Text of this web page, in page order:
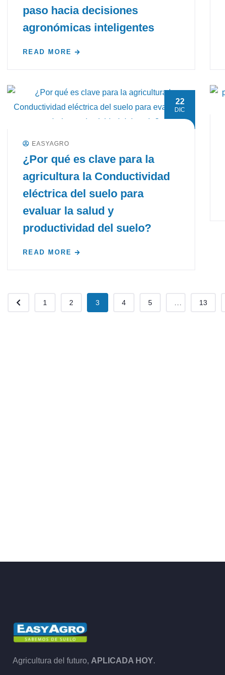
paso hacia decisiones
agronómicas inteligentes
READ MORE
22
DIC
EASYAGRO
¿Por qué es clave para la
agricultura la Conductividad
eléctrica del suelo para
evaluar la salud y
productividad del suelo?
READ MORE
1 2 3 4 5 13
Agricultura del futuro, APLICADA HOY.